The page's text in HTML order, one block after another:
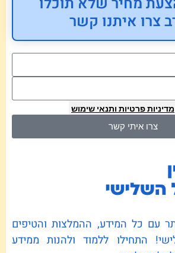
צרו איתנו קשר
מדיניות פרטיות ותנאי שימוש
צרו איתי קשר
עם כל המידע, ההמלצות והטיפים
התחילו ללמוד ולהנות ממידע